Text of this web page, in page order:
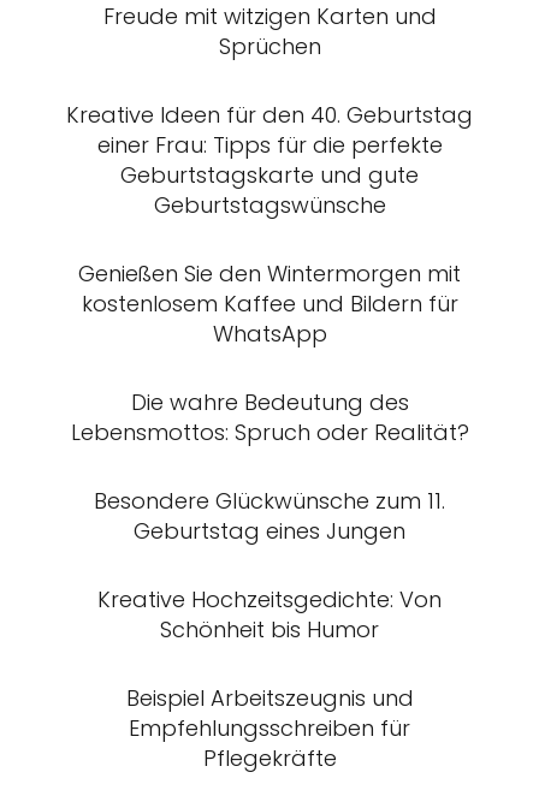
Freude mit witzigen Karten und
Sprüchen
Kreative Ideen für den 40. Geburtstag
einer Frau: Tipps für die perfekte
Geburtstagskarte und gute
Geburtstagswünsche
Genießen Sie den Wintermorgen mit
kostenlosem Kaffee und Bildern für
WhatsApp
Die wahre Bedeutung des
Lebensmottos: Spruch oder Realität?
Besondere Glückwünsche zum 11.
Geburtstag eines Jungen
Kreative Hochzeitsgedichte: Von
Schönheit bis Humor
Beispiel Arbeitszeugnis und
Empfehlungsschreiben für
Pflegekräfte